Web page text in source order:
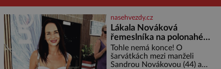
nasehvezdy.cz
Lákala Nováková
řemeslníka na polonahé
tělo!
Tohle nemá konce! O
šarvátkách mezi manželi
Sandrou Novákovou (44) a